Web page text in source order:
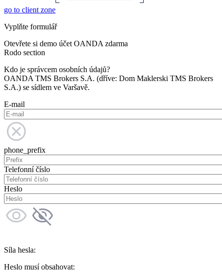
go to client zone
Vyplňte formulář
Otevřete si demo účet OANDA zdarma
Rodo section
Kdo je správcem osobních údajů?
OANDA TMS Brokers S.A. (dříve: Dom Maklerski TMS Brokers
S.A.) se sídlem ve Varšavě.
E-mail
phone_prefix
Telefonní číslo
Heslo
Síla hesla:
Heslo musí obsahovat: